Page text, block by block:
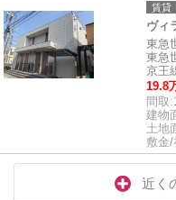
賃貸
ヴィ
東急
東急
京王
19.8
間取:
建物
土地
敷金/
近く